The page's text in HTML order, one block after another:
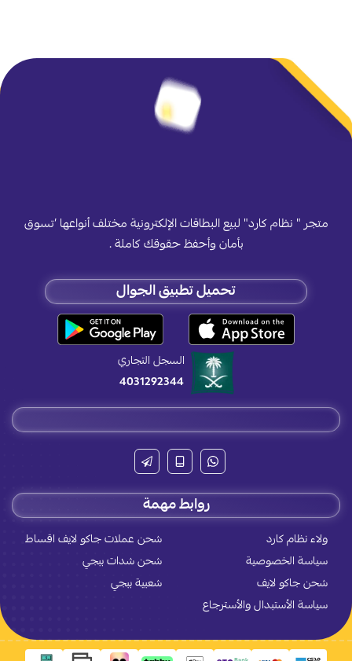
متجر " نظام كارد" لبيع البطاقات الإلكترونية مختلف أنواعها ’تسوق
بأمان وأحفظ حقوقك كاملة .
تحميل تطبيق الجوال
السجل التجاري
4031292344
روابط مهمة
ولاء نظام كارد
شحن عملات جاكو لايف اقساط
سياسة الخصوصية
شحن شدات ببجي
شحن جاكو لايف
شعبية ببجي
سياسة الأستبدال والأسترجاع